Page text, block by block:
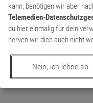
kann, benötigen wir aber
Telemedien-
du hier einmalig für dein
nerven wir dich auch nicht
Nein, ich lehne ab.
genialer,
farbloser Mensch
am 18.